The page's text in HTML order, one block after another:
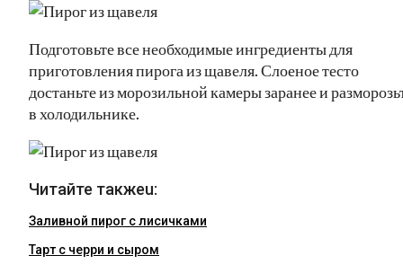
Подготовьте все необходимые ингредиенты для
приготовления пирога из щавеля. Слоеное тесто
достаньте из морозильной камеры заранее и
в холодильнике.
Читайте такжеu:
Заливной пирог с лисичками
Тарт с черри и сыром